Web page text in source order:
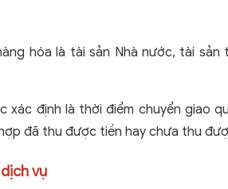
hóa là tài sản Nhà nước, tài
xác định là thời điểm chuyển giao
đã thu được tiền hay chưa thu
vụ